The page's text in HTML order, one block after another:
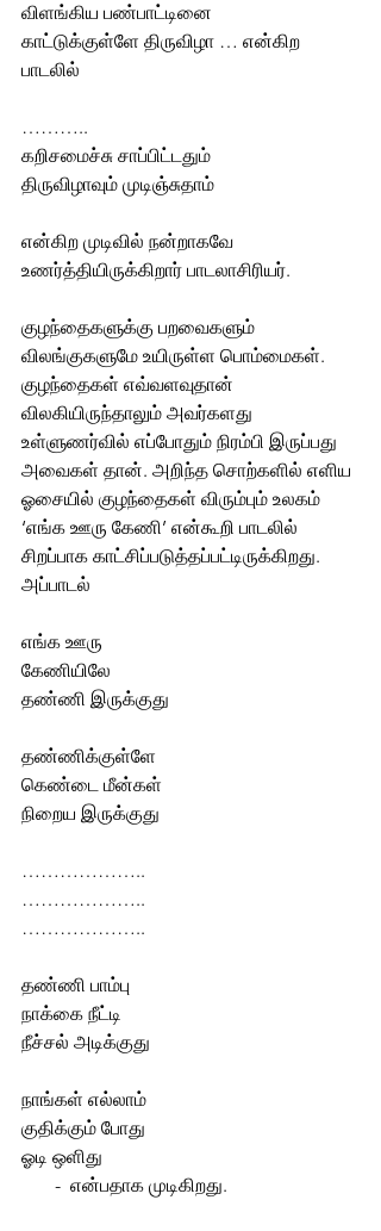
விளங்கிய பண்பாட்டினை
காட்டுக்குள்ளே திருவிழா … என்கிற
பாடலில்
………..
கறிசமைச்சு சாப்பிட்டதும்
திருவிழாவும் முடிஞ்சுதாம்
என்கிற முடிவில் நன்றாகவே
உணர்த்தியிருக்கிறார் பாடலாசிரியர்.
குழந்தைகளுக்கு பறவைகளும்
விலங்குகளுமே உயிருள்ள பொம்மைகள்.
குழந்தைகள் எவ்வளவுதான்
விலகியிருந்தாலும் அவர்களது
உள்ளுணர்வில் எப்போதும் நிரம்பி இருப்பது
அவைகள் தான். அறிந்த சொற்களில் எளிய
ஓசையில் குழந்தைகள் விரும்பும் உலகம்
‘எங்க ஊரு கேணி’ என்கூறி பாடலில்
சிறப்பாக காட்சிப்படுத்தப்பட்டிருக்கிறது.
அப்பாடல்
எங்க ஊரு
கேணியிலே
தண்ணி இருக்குது
தண்ணிக்குள்ளே
கெண்டை மீன்கள்
நிறைய இருக்குது
………………..
………………..
………………..
தண்ணி பாம்பு
நாக்கை நீட்டி
நீச்சல் அடிக்குது
நாங்கள் எல்லாம்
குதிக்கும் போது
ஓடி ஒளிது
-  என்பதாக முடிகிறது.